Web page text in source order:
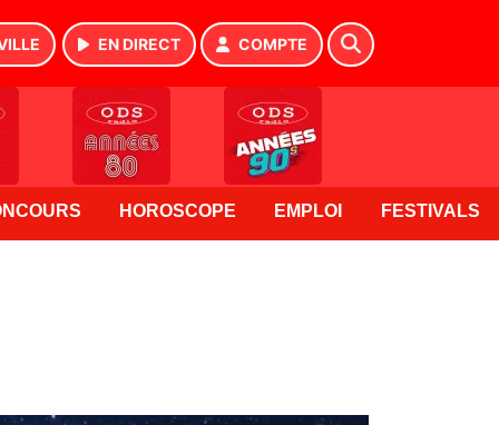
EN DIRECT COMPTE
HOROSCOPE EMPLOI FESTIVALS